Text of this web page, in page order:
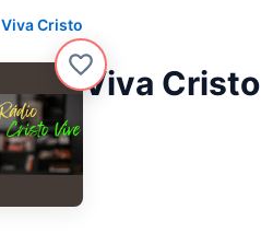
Viva Cristo
Viva Cristo